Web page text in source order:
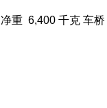
净重 6,400 千克 车桥